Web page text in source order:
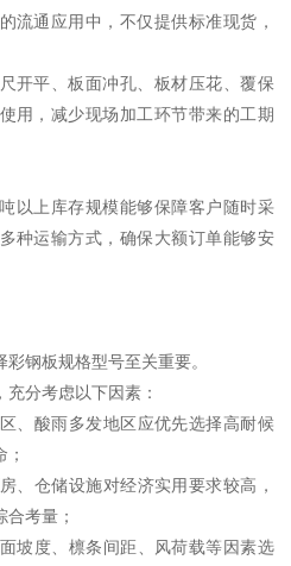
流通应用中，不仅提供标准现货，
开平、板面冲孔、板材压花、覆保
用，减少现场加工环节带来的工期
以上库存规模能够保障客户随时采
种运输方式，确保大额订单能够安
钢板规格型号至关重要。
分考虑以下因素：
、酸雨多发地区应优先选择高耐候
、仓储设施对经济实用要求较高，
考量；
坡度、檩条间距、风荷载等因素选